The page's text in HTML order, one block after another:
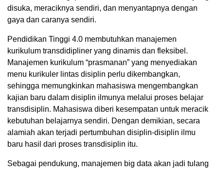
disuka, meraciknya sendiri, dan menyantapnya dengan
gaya dan caranya sendiri.
Pendidikan Tinggi 4.0 membutuhkan manajemen
kurikulum transdidipliner yang dinamis dan fleksibel.
Manajemen kurikulum “prasmanan” yang menyediakan
menu kurikuler lintas disiplin perlu dikembangkan,
sehingga memungkinkan mahasiswa mengembangkan
kajian baru dalam disiplin ilmunya melalui proses belajar
transdisiplin. Mahasiswa diberi kesempatan untuk meracik
kebutuhan belajarnya sendiri. Dengan demikian, secara
alamiah akan terjadi pertumbuhan disiplin-disiplin ilmu
baru hasil dari proses transdisiplin itu.
Sebagai pendukung, manajemen big data akan jadi tulang